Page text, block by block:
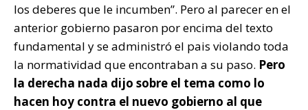
los deberes que le incumben”. Pero al parecer en el
anterior gobierno pasaron por encima del texto
fundamental y se administró el pais violando toda
la normatividad que encontraban a su paso. Pero
la derecha nada dijo sobre el tema como lo
hacen hoy contra el nuevo gobierno al que